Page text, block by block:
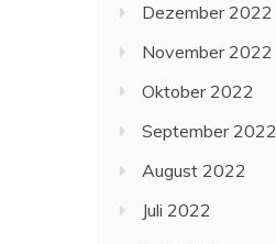
Dezember 2022
November 2022
Oktober 2022
September 2022
August 2022
Juli 2022